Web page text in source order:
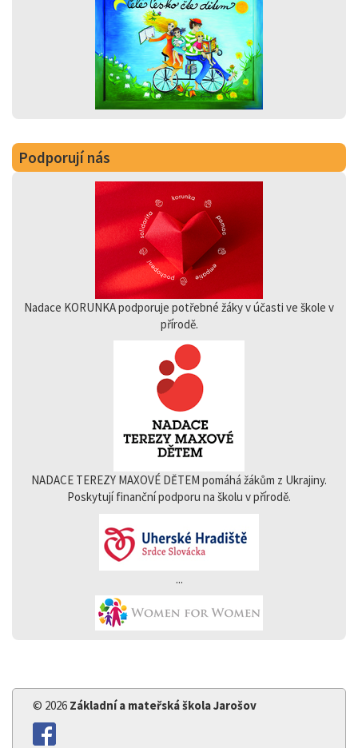
Podporují nás
Nadace KORUNKA podporuje potřebné žáky v účasti ve škole v
přírodě.
NADACE TEREZY MAXOVÉ DĚTEM pomáhá žákům z Ukrajiny.
Poskytují finanční podporu na školu v přírodě.
...
© 2026 Základní a mateřská škola Jarošov